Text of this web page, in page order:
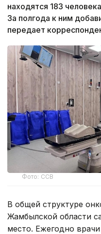
находятся 183
За полгода к ним
передает
Фото: ССВ
В общей структуре
Жамбылской области
место. Ежегодно